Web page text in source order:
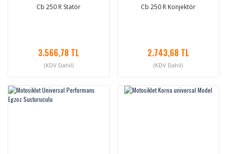
Cb 250 R Statör
3.566,78 TL
(KDV Dahil)
Cb 250 R Konjektör
2.743,68 TL
(KDV Dahil)